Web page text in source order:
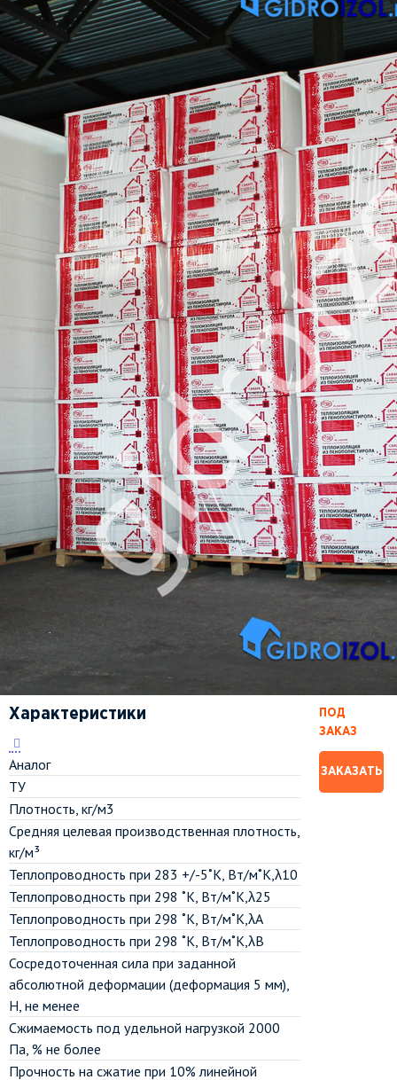
Характеристики
Аналог
ТУ
Плотность, кг/м3
Средняя целевая производственная плотность,
кг/м³
Теплопроводность при 283 +/-5˚К, Вт/м˚К,λ10
Теплопроводность при 298 ˚К, Вт/м˚К,λ25
Теплопроводность при 298 ˚К, Вт/м˚К,λА
Теплопроводность при 298 ˚К, Вт/м˚К,λВ
Сосредоточенная сила при заданной
абсолютной деформации (деформация 5 мм),
Н, не менее
Сжимаемость под удельной нагрузкой 2000
Па, % не более
Прочность на сжатие при 10% линейной
ПОД
ЗАКАЗ
ЗАКАЗАТЬ